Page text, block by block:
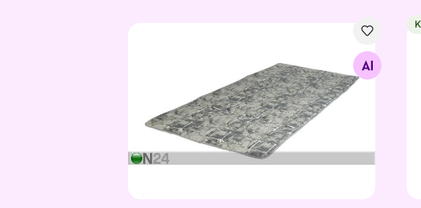
Otsi sarnaseid